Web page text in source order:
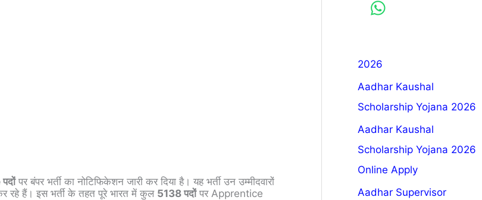
पर बंपर भर्ती का नोटिफिकेशन जारी कर दिया है। यह भर्ती उन उम्मीदवारों
रहे हैं। इस भर्ती के तहत पूरे भारत में कुल 5138 पदोंपर Apprentice
2026
Aadhar Kaushal
Scholarship Yojana 2026
Aadhar Kaushal
Scholarship Yojana 2026
Online Apply
Aadhar Supervisor